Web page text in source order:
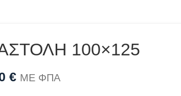
100×125
€ ΜΕ ΦΠΑ